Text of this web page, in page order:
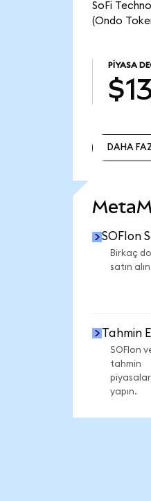
SoFi
(Ondo
PIYASA
DAHA
SOFIon
Birkaç
satın
Tahmin
SOFIon
tahmin
yapın.